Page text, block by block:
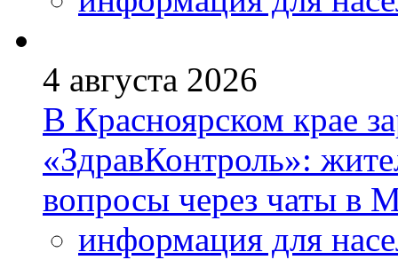
4 августа 2026
В Красноярском крае
«ЗдравКонтроль»:
вопросы через чаты в
информация для